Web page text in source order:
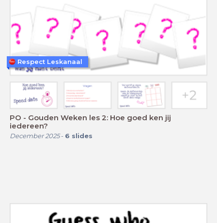
PO - Gouden Weken les 2: Hoe goed ken jij
iedereen?
December 2025- 6 slides
Respect Leskanaal